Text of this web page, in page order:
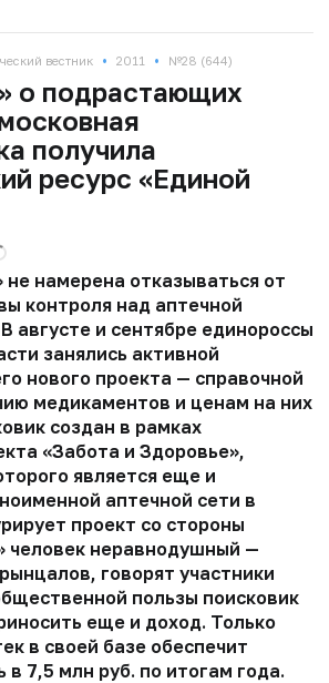
вестник • 2011 • №28 (644)
о подрастающих
получила
ресурс «Единой
не намерена отказываться от
контроля над аптечной
августе и сентябре единороссы
занялись активной
нового проекта — справочной
медикаментов и ценам на них
создан в рамках
«Забота и Здоровье»,
является еще и
аптечной сети в
проект со стороны
человек неравнодушный —
говорят участники
пользы поисковик
еще и доход. Только
в своей базе обеспечит
в 7,5 млн руб. по итогам года.